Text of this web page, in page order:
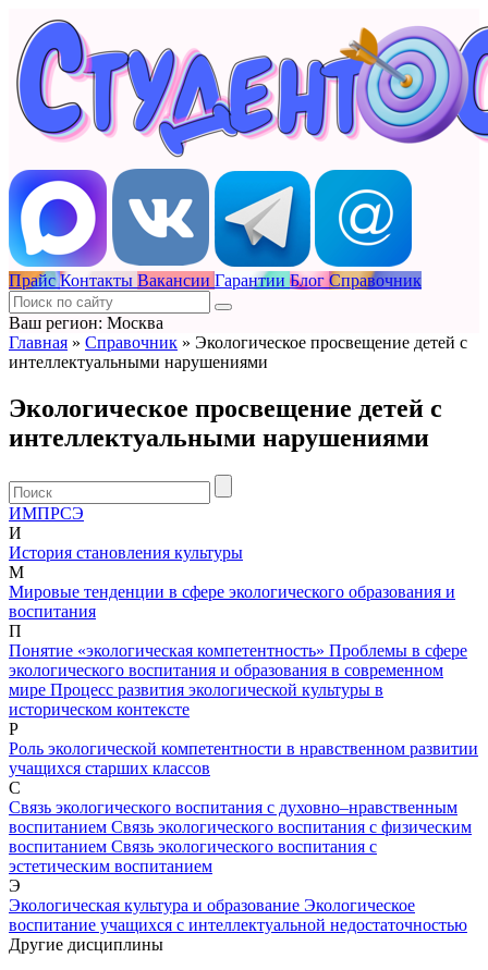
Прайс Контакты Вакансии Гарантии Блог Справочник
Ваш регион: Москва
Главная » Справочник » Экологическое просвещение детей с
интеллектуальными нарушениями
Экологическое просвещение детей с
интеллектуальными нарушениями
ИМПРСЭ
И
История становления культуры
М
Мировые тенденции в сфере экологического образования и
воспитания
П
Понятие «экологическая компетентность» Проблемы в сфере
экологического воспитания и образования в современном
мире Процесс развития экологической культуры в
историческом контексте
Р
Роль экологической компетентности в нравственном развитии
учащихся старших классов
С
Связь экологического воспитания с духовно–нравственным
воспитанием Связь экологического воспитания с физическим
воспитанием Связь экологического воспитания с
эстетическим воспитанием
Э
Экологическая культура и образование Экологическое
воспитание учащихся с интеллектуальной недостаточностью
Другие дисциплины